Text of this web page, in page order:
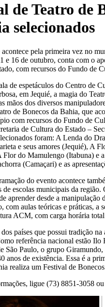
de Teatro de
selecionados
pela primeira vez no
e 16 de outubro, conta com o
com recursos do Fundo de
de espetáculos do Centro de
em Jequié, a magia do
mãos dos diversos
de Bonecos da Bahia, que
com recursos do Fundo de
de Cultura do Estado –
foram: A Lenda do
e seus amores (Jequié), A
Flor do Mamulengo (Itabuna) e
(Camaçari) e as
do evento acontece
de escolas municipais da região.
aprender desde a manipulação
com aulas teóricas e práticas, a
ACM, com carga horária
países que possui tradição na
referência nacional estão
São Paulo, o grupo
anos de existência. Essa é a
realiza um Festival de
ligue (73) 8851-3058